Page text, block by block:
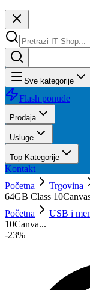
Sve kategorije
Flash ponude
Prodaja
Usluge
Top Kategorije
Kontakt
Početna
Trgovina
64GB Class
Početna
USB i
10Canva...
-23%